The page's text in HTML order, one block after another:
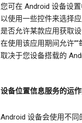
您可在 Android 设备设
以使用一些控件来选择
是否允许某款应用获取
在使用该应用期间允许
取决于您设备搭载的
设备位置信息服务的运
Android 设备会使用不同